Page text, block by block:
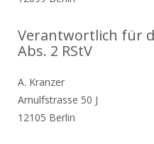
Verantwortlich für
Abs. 2 RStV
A. Kranzer
Arnulfstrasse 50 J
12105 Berlin